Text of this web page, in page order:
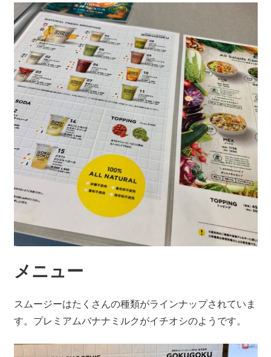
メニュー
スムージーはたくさんの種類がラインナップされていま
す。プレミアムバナナミルクがイチオシのようです。